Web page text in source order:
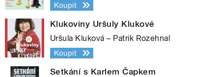
Koupit
Klukoviny Uršuly Klukové
Uršula Kluková – Patrik Rozehnal
Koupit
Setkání s Karlem Čapkem